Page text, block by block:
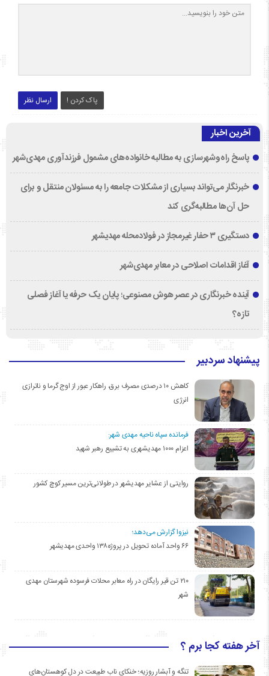
ارسال نظر پاک کردن !
آخرین اخبار
پاسخ راه‌وشهرسازی به مطالبه خانواده‌های مشمول فرزندآوری مهدی‌شهر
خبرنگار می‌تواند بسیاری از مشکلات جامعه را به مسئولان منتقل و برای
حل آن‌ها مطالبه‌گری کند
دستگیری ۳ حفار غیرمجاز در فولادمحله مهدیشهر
آغاز اقدامات اصلاحی در معابر مهدی‌شهر
آینده خبرنگاری در عصر هوش مصنوعی؛ پایان یک حرفه یا آغاز فصلی
تازه؟
پیشنهاد سردبیر
کاهش ۱۰ درصدی مصرف برق، راهکار عبور از اوج گرما و ناترازی
انرژی
فرمانده سپاه ناحیه مهدی شهر:
اعزام ۱۰۰۰ مهدیشهری به تشییع رهبر شهید
روایتی از عشایر مهدیشهر در طولانی‌ترین مسیر کوچ کشور
نیزوا گزارش می‌دهد؛
۶۶ واحد آماده تحویل در پروژه۱۳۸ واحدی مهدیشهر
۲۱۰ تن قیر رایگان در راه معابر محلات فرسوده شهرستان مهدی
شهر
آخر هفته کجا برم ؟
تنگه و آبشار روزیه؛ خنکای ناب طبیعت در دل کوهستان‌های